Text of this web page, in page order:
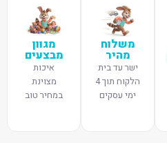
משלוח
מהיר
ישר עד בית
הלקוח תוך 4
ימי עסקים
מגוון
מבצעים
איכות
מצוינת
במחיר טוב